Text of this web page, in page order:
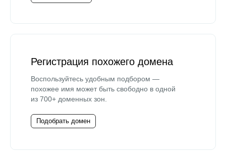
Регистрация похожего домена
Воспользуйтесь удобным подбором —
похожее имя может быть свободно в одной
из 700+ доменных зон.
Подобрать домен